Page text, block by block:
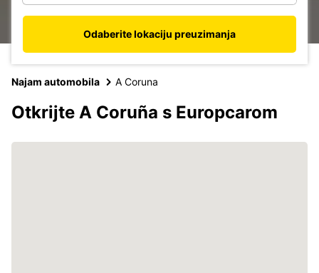
Odaberite lokaciju preuzimanja
Najam automobila A Coruna
Otkrijte A Coruña s Europcarom